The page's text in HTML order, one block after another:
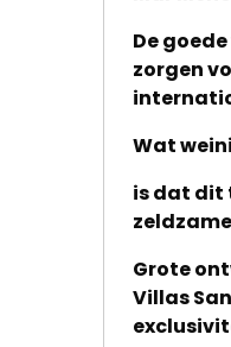
Contacteer
De
zorgen
Wat
is dat dit
Grote
Villas